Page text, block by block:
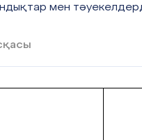
көрсетіледі.
сұрaқты шешу
мен